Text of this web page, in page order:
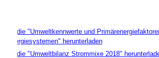
Studie "Umweltkennwerte und
Energiesystemen" herunterladen
Studie "Umweltbilanz Strommixe 2018"